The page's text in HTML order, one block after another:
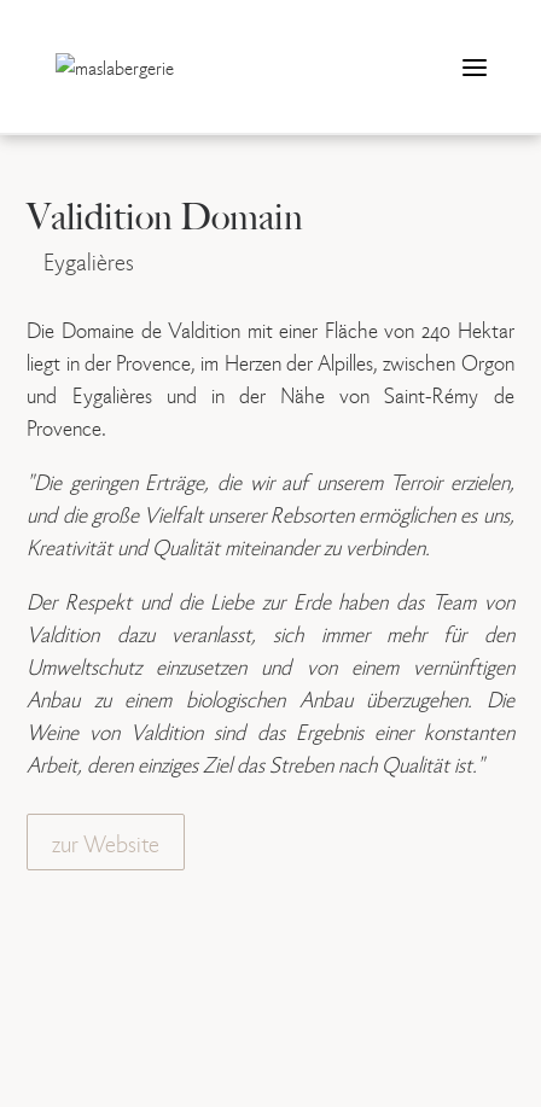
springen
Validition Domain
Eygalières
Die Domaine de Valdition mit einer Fläche von 240 Hektar
liegt in der Provence, im Herzen der Alpilles, zwischen Orgon
und Eygalières und in der Nähe von Saint-Rémy de
Provence.
"Die geringen Erträge, die wir auf unserem Terroir erzielen,
und die große Vielfalt unserer Rebsorten ermöglichen es uns,
Kreativität und Qualität miteinander zu verbinden.
Der Respekt und die Liebe zur Erde haben das Team von
Valdition dazu veranlasst, sich immer mehr für den
Umweltschutz einzusetzen und von einem vernünftigen
Anbau zu einem biologischen Anbau überzugehen. Die
Weine von Valdition sind das Ergebnis einer konstanten
Arbeit, deren einziges Ziel das Streben nach Qualität ist."
zur Website